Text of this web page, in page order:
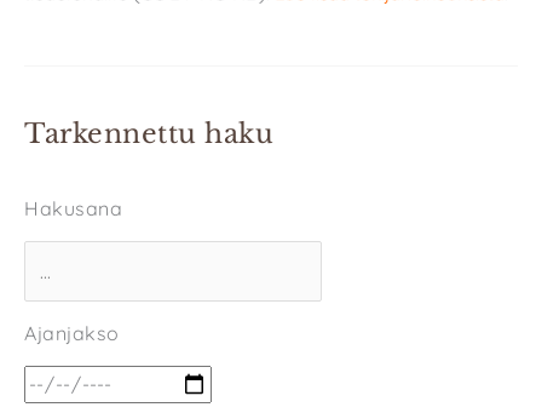
Tarkennettu haku
Hakusana
Ajanjakso